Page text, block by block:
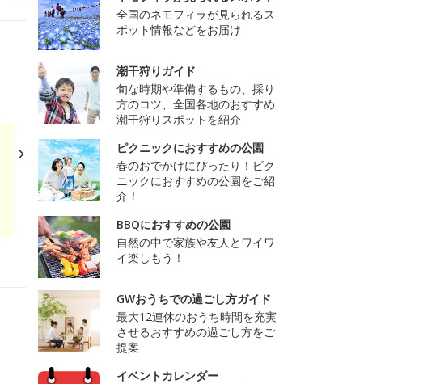
全国のネモフィラが見られるス
ポット情報などをお届け
潮干狩りガイド
旬な時期や準備するもの、採り
方のコツ、全国各地のおすすめ
潮干狩りスポットを紹介
ピクニックにおすすめの公園
春のおでかけにぴったり！ピク
ニックにおすすめの公園をご紹
介！
BBQにおすすめの公園
自然の中で家族や友人とワイワ
イ楽しもう！
GWおうちでの過ごし方ガイド
最大12連休のおうち時間を充実
させるおすすめの過ごし方をご
提案
イベントカレンダー